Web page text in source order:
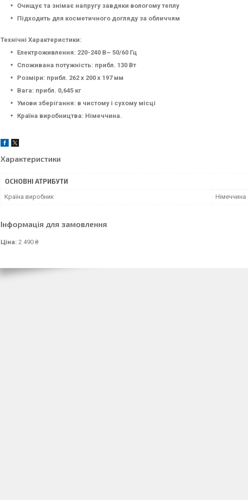
Очищує та знімає напругу завдяки вологому теплу
Підходить для косметичного догляду за обличчям
Технічні Характеристики:
Електроживлення: 220-240 В~ 50/60 Гц
Споживана потужність: прибл. 130 Вт
Розміри: прибл. 262 x 200 x 197 мм
Вага: прибл. 0,645 кг
Умови зберігання: в чистому і сухому місці
Країна виробництва: Німеччина.
Характеристики
ОСНОВНІ АТРИБУТИ
Країна виробник Німеччина
Інформація для замовлення
Ціна: 2 490 ₴